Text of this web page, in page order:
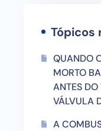
Tópicos
QUANDO
MORTO
ANTES DO
VÁLVULA
A